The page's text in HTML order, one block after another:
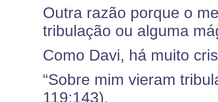
Outra razão porque o
tribulação ou alguma
Como Davi, há muito
“Sobre mim vieram
119:143).